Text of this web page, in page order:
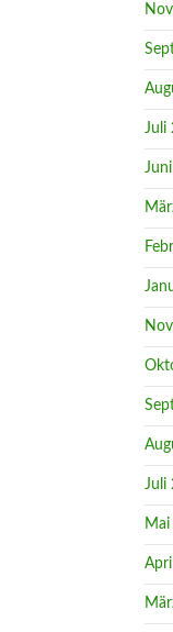
Juli
Juli